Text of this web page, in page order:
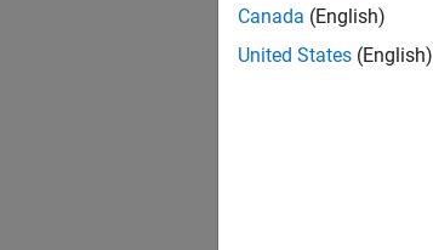
Canada (English)
United States (English)